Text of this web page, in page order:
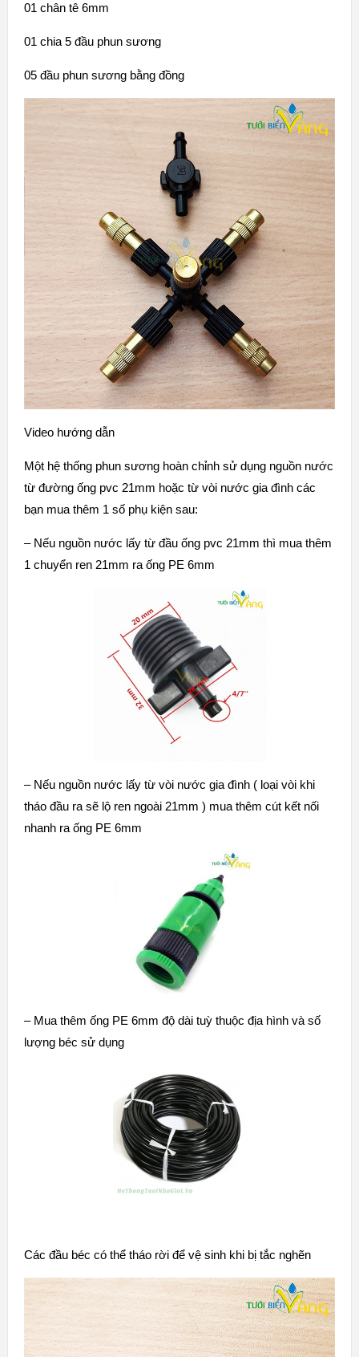
01 chân tê 6mm
01 chia 5 đầu phun sương
05 đầu phun sương bằng đồng
Video hướng dẫn
Một hệ thống phun sương hoàn chỉnh sử dụng nguồn nước
từ đường ống pvc 21mm hoặc từ vòi nước gia đình các
bạn mua thêm 1 số phụ kiện sau:
– Nếu nguồn nước lấy từ đầu ống pvc 21mm thì mua thêm
1 chuyển ren 21mm ra ống PE 6mm
– Nếu nguồn nước lấy từ vòi nước gia đình ( loại vòi khi
tháo đầu ra sẽ lộ ren ngoài 21mm ) mua thêm cút kết nối
nhanh ra ống PE 6mm
– Mua thêm ống PE 6mm độ dài tuỳ thuộc địa hình và số
lượng béc sử dụng
Các đầu béc có thể tháo rời để vệ sinh khi bị tắc nghẽn